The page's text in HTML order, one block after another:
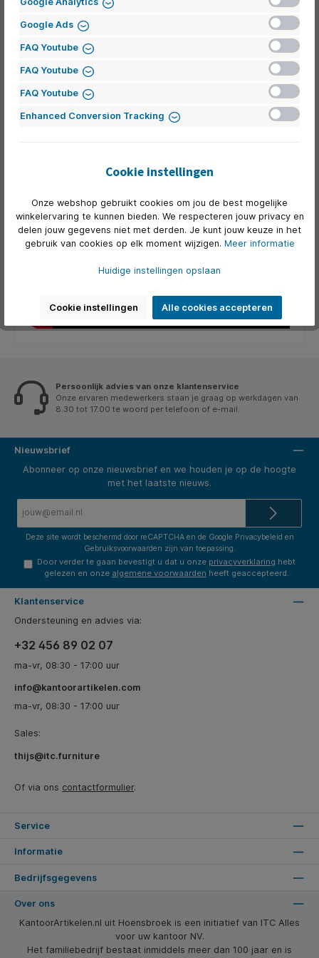
hadden die snapte wat wij nodig
hadden, die ook aandacht had voor
ons basisprincipe van de
duurzaamheid en flexibel genoeg was
om mee te bewegen in het kader van
de verhuizing.
Persoonlijk advies van onze klantenservice
Onze ervaren medewerkers staan je graag op werkdagen van
8.30 tot 17.00 te woord per telefoon of e-mail.
Nieuwsbrief
Abonneer op onze nieuwsbrief en we houden je op de hoogte
met het laatste nieuws.
Deze site wordt beschermd door reCAPTCHA en de Google Privacybeleid en
Gebruiksvoorwaarden zijn van toepassing.
Door verder te gaan bevestigt u dat u onze privacyverklaring hebt
gelezen en onze algemene voorwaarden heeft geaccepteerd.
Klantenservice
Ondersteuning en advies via:
+32 456 89 02 07
ma-vr, 08:30 - 17:00 uur
info@kantoorartikelen.com
ma-vr, 08:30 - 17:00 uur
Sales:
thijs@itc.furniture
Of via ons contactformulier.
Service
Informatie
Bedrijfsgegevens
Over ons
KantoorArtikelen.nl uit Hoensbroek is een initiatief van ITC Alles
voor uw kantoor NV.
Het familiebedrijf bestaat inmiddels meer dan 100 jaar en is
Google Ads
FAQ Youtube
FAQ Youtube
FAQ Youtube
Enhanced Conversion Tracking
Cookie instellingen
Onze webshop gebruikt cookies om jou de best mogelijke
winkelervaring te kunnen bieden. We respecteren jouw privacy en
delen jouw gegevens niet met derden. Je kunt jouw keuze in het
gebruik van cookies op elk moment wijzigen. Meer informatie
Huidige instellingen opslaan
Cookie instellingen Alle cookies accepteren